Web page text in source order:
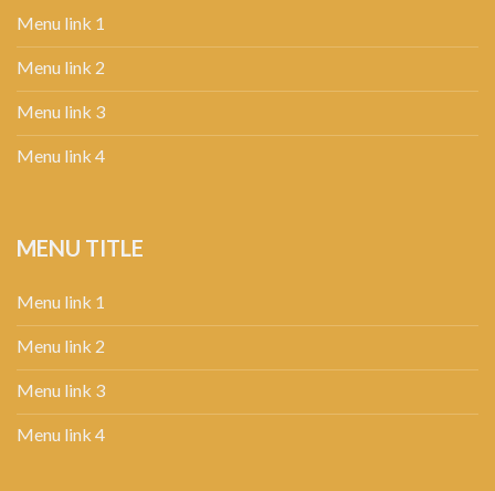
Menu link 1
Menu link 2
Menu link 3
Menu link 4
MENU TITLE
Menu link 1
Menu link 2
Menu link 3
Menu link 4